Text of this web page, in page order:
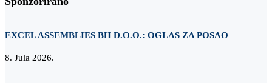
EXCEL ASSEMBLIES BH D.O.O.: OGLAS ZA POSAO
8. Jula 2026.